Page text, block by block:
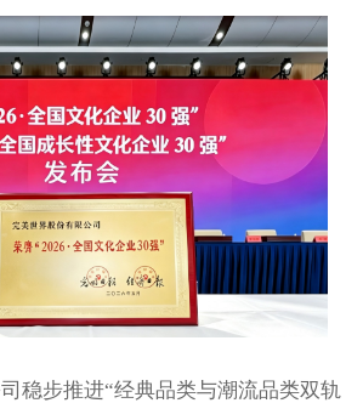
稳步推进“经典品类与潮流品类双轨